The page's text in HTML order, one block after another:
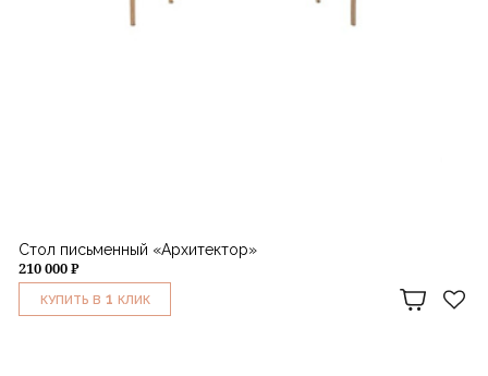
Стол письменный «Архитектор»
210 000 ₽
КУПИТЬ В 1 КЛИК